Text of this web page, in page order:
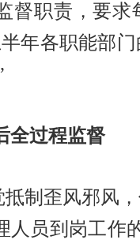
督职责，要求
年各职能部
全过程监督
制歪风邪风
人员到岗工作